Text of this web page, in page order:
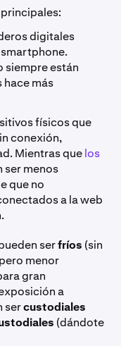
digitales
siempre están
más
físicos que
conexión,
Mientras quelos
ser menos
que no
a la web
serfríos (sin
menor
gran
a
sercustodiales
(dándote